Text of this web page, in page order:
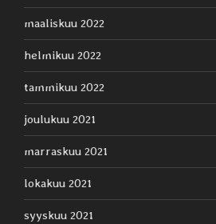
maaliskuu 2022
helmikuu 2022
tammikuu 2022
joulukuu 2021
marraskuu 2021
lokakuu 2021
syyskuu 2021